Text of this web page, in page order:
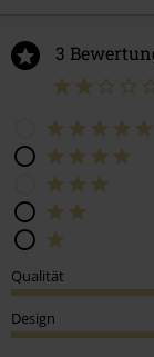
3
Qualität
Design